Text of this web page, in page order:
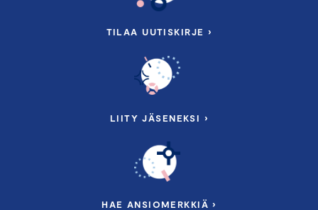
TILAA UUTISKIRJE ›
LIITY JÄSENEKSI ›
HAE ANSIOMERKKIÄ ›